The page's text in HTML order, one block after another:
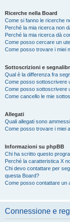
Ricerche nella Board
Come si fanno le ricerche
Perché la mia ricerca non
Perché la mia ricerca dà
Come posso cercare un
Come posso trovare i miei
Sottoscrizioni e
Qual è la differenza fra
Come posso sottoscrivere
Come posso sottoscrivere
Come cancello le mie
Allegati
Quali allegati sono
Come posso trovare i miei
Informazioni su phpBB
Chi ha scritto questo
Perché la caratteristica X
Chi devo contattare per
questa Board?
Come posso contattare un
Connessione e